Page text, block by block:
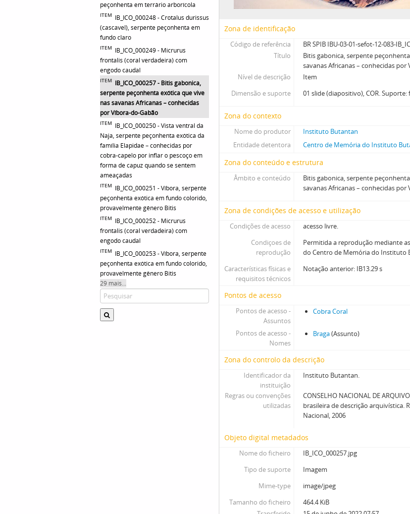
peçonhenta em terrário arborícola
ITEM IB_ICO_000248 - Crotalus durissus
(cascavel), serpente peçonhenta em
fundo claro
ITEM IB_ICO_000249 - Micrurus
frontalis (coral verdadeira) com
engodo caudal
ITEM IB_ICO_000257 - Bitis gabonica,
serpente peçonhenta exótica que vive
nas savanas Africanas – conhecidas
por Víbora-do-Gabão
ITEM IB_ICO_000250 - Vista ventral da
Naja, serpente peçonhenta exótica da
família Elapidae – conhecidas por
cobra-capelo por inflar o pescoço em
forma de capuz quando se sentem
ameaçadas
ITEM IB_ICO_000251 - Víbora, serpente
peçonhenta exótica em fundo colorido,
provavelmente gênero Bitis
ITEM IB_ICO_000252 - Micrurus
frontalis (coral verdadeira) com
engodo caudal
ITEM IB_ICO_000253 - Víbora, serpente
peçonhenta exótica em fundo colorido,
provavelmente gênero Bitis
29 mais...
Zona de identificação
Código de referência
BR SPIB IBU-03-01-sefot-12-083-
Título
Bitis gabonica, serpente
savanas Africanas – conhecidas por
Nível de descrição
Item
Dimensão e suporte
01 slide (diapositivo), COR.
Zona do contexto
Nome do produtor
Instituto Butantan
Entidade detentora
Centro de Memória do Instituto
Zona do conteúdo e estrutura
Âmbito e conteúdo
Bitis gabonica, serpente
savanas Africanas – conhecidas por
Zona de condições de acesso e utilização
Condições de acesso
acesso livre.
Condiçoes de
reprodução
Permitida a reprodução mediante
do Centro de Memória do Instituto
Características físicas e
requisitos técnicos
Notação anterior: IB13.29 s
Pontos de acesso
Pontos de acesso -
Assuntos
Cobra Coral
Pontos de acesso -
Nomes
Braga(Assunto)
Zona do controlo da descrição
Identificador da
instituição
Instituto Butantan.
Regras ou convenções
utilizadas
CONSELHO NACIONAL DE
brasileira de descrição arquivística.
Nacional, 2006
Objeto digital metadados
Nome do ficheiro
IB_ICO_000257.jpg
Tipo de suporte
Imagem
Mime-type
image/jpeg
Tamanho do ficheiro
464.4 KiB